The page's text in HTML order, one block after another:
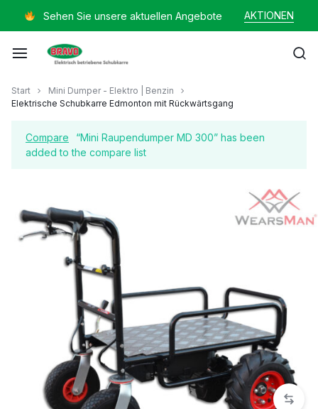
Sehen Sie unsere aktuellen Angebote AKTIONEN
Mayer
Start
Mini Dumper - Elektro | Benzin
Elektrische Schubkarre Edmonton mit Rückwärtsgang
Compare
“Mini Raupendumper MD 300” has been
added to the compare list